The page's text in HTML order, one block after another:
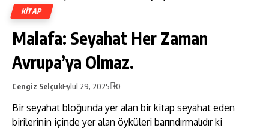
KITAP
Malafa: Seyahat Her Zaman
Avrupa’ya Olmaz.
Cengiz SelçukEylül 29, 2025 0
Bir seyahat bloğunda yer alan bir kitap seyahat eden
birilerinin içinde yer alan öyküleri barındırmalıdır ki